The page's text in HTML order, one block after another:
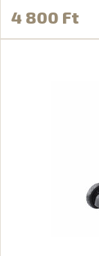
4 800 Ft